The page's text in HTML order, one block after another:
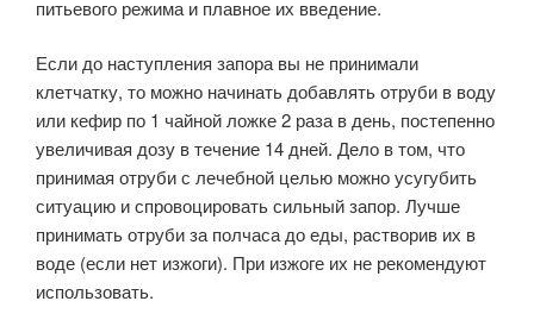
питьевого режима и плавное их введение.
Если до наступления запора вы не принимали
клетчатку, то можно начинать добавлять отруби в воду
или кефир по 1 чайной ложке 2 раза в день, постепенно
увеличивая дозу в течение 14 дней. Дело в том, что
принимая отруби с лечебной целью можно усугубить
ситуацию и спровоцировать сильный запор. Лучше
принимать отруби за полчаса до еды, растворив их в
воде (если нет изжоги). При изжоге их не рекомендуют
использовать.